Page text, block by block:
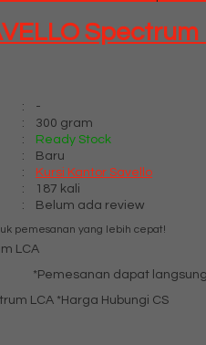
Spectrum
:
-
:
300 gram
:
Ready Stock
:
Baru
:
Kursi Kantor Savello
:
187 kali
: Belum ada review
pemesanan yang lebih cepat!
LCA
*Pemesanan dapat
*Harga Hubungi CS